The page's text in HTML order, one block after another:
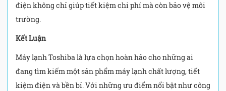
điện không chỉ giúp tiết kiệm chi phí mà còn bảo vệ môi
trường.
Kết Luận
Máy lạnh Toshiba là lựa chọn hoàn hảo cho những ai
đang tìm kiếm một sản phẩm máy lạnh chất lượng, tiết
kiệm điện và bền bỉ. Với những ưu điểm nổi bật như công